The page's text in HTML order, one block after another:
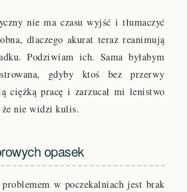
nie ma czasu wyjść i tłumaczyć
dlaczego akurat teraz reanimują
Podziwiam ich. Sama byłabym
gdyby ktoś bez przerwy
ciężką pracę i zarzucał mi lenistwo
nie widzi kulis.
opasek
w poczekalniach jest brak